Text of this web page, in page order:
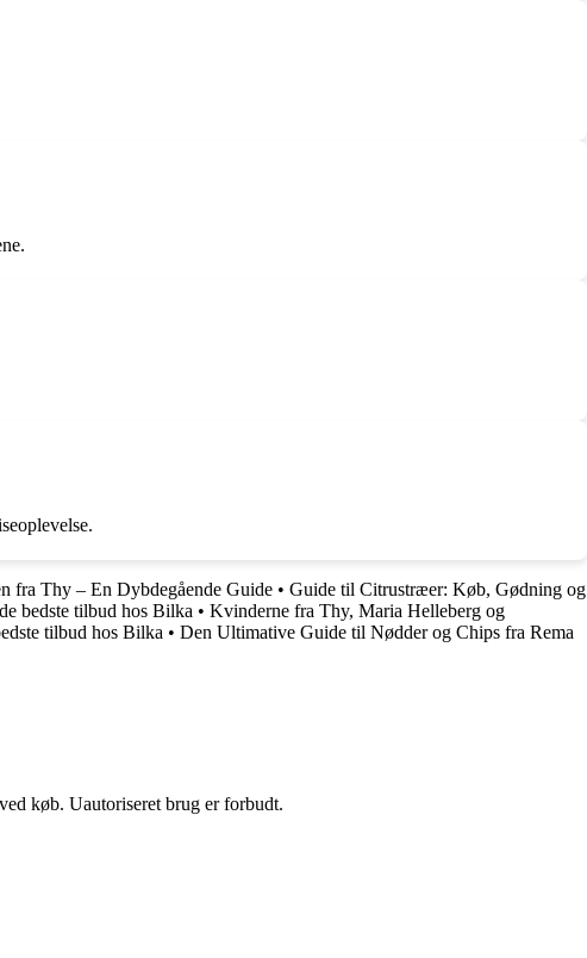
fra Thy – En Dybdegående Guide • Guide til Citrustræer: Køb, Gødning og
bedste tilbud hos Bilka • Kvinderne fra Thy, Maria Helleberg og
tilbud hos Bilka • Den Ultimative Guide til Nødder og Chips fra Rema
køb. Uautoriseret brug er forbudt.